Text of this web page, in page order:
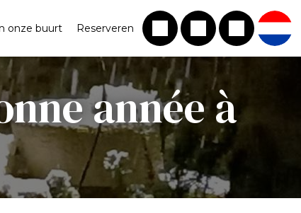
onze buurt Reserveren
année à